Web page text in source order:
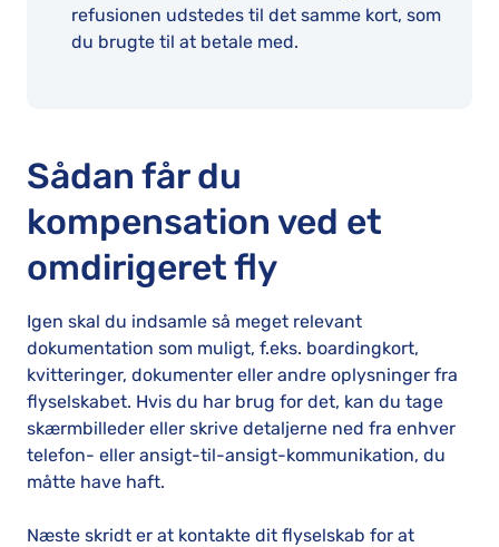
refusionen udstedes til det samme kort, som
du brugte til at betale med.
Sådan får du
kompensation ved et
omdirigeret fly
Igen skal du indsamle så meget relevant
dokumentation som muligt, f.eks. boardingkort,
kvitteringer, dokumenter eller andre oplysninger fra
flyselskabet. Hvis du har brug for det, kan du tage
skærmbilleder eller skrive detaljerne ned fra enhver
telefon- eller ansigt-til-ansigt-kommunikation, du
måtte have haft.
Næste skridt er at kontakte dit flyselskab for at